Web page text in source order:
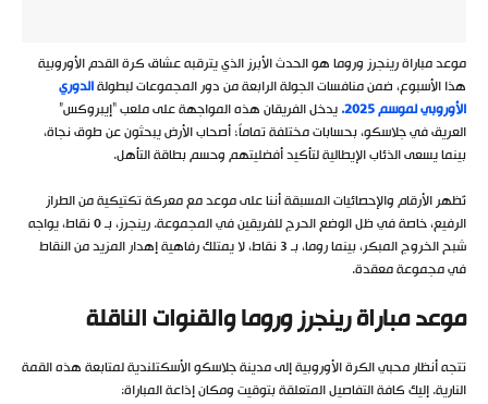
موعد مباراة رينجرز وروما هو الحدث الأبرز الذي يترقبه عشاق كرة القدم الأوروبية
هذا الأسبوع، ضمن منافسات الجولة الرابعة من دور المجموعات لبطولةالدوري
الأوروبي لموسم 2025.
يدخل الفريقان هذه المواجهة على ملعب “إيبروكس”
العريق في جلاسكو، بحسابات مختلفة تماماً؛ أصحاب الأرض يبحثون عن طوق نجاة،
بينما يسعى الذئاب الإيطالية لتأكيد أفضليتهم وحسم بطاقة التأهل.
تُظهر الأرقام والإحصائيات المسبقة أننا على موعد مع معركة تكتيكية من الطراز
الرفيع، خاصة في ظل الوضع الحرج للفريقين في المجموعة. رينجرز، بـ 0 نقاط، يواجه
شبح الخروج المبكر، بينما روما، بـ 3 نقاط، لا يمتلك رفاهية إهدار المزيد من النقاط
في مجموعة معقدة.
موعد مباراة رينجرز وروما والقنوات الناقلة
تتجه أنظار محبي الكرة الأوروبية إلى مدينة جلاسكو الأسكتلندية لمتابعة هذه القمة
النارية. إليك كافة التفاصيل المتعلقة بتوقيت ومكان إذاعة المباراة: